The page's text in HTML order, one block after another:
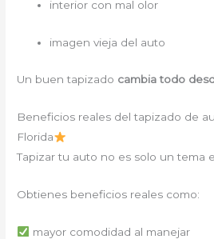
interior con mal olor
imagen vieja del auto
Un buen tapizado cambia todo
Beneficios reales del tapizado de
Florida
Tapizar tu auto no es solo un tema
Obtienes beneficios reales como:
mayor comodidad al manejar